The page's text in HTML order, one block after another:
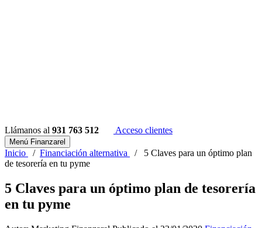
Llámanos al 931 763 512 Acceso clientes
Menú Finanzarel
Inicio / Financiación alternativa / 5 Claves para un óptimo plan
de tesorería en tu pyme
5 Claves para un óptimo plan de tesorería
en tu pyme